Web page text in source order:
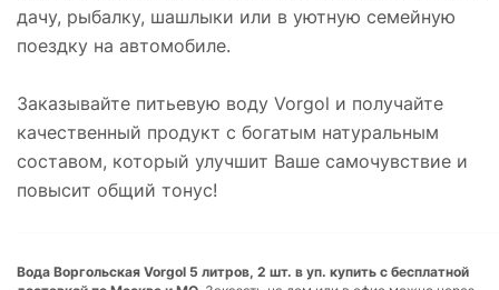
дачу, рыбалку, шашлыки или в уютную семейную
поездку на автомобиле.
Заказывайте питьевую воду Vorgol и получайте
качественный продукт с богатым натуральным
составом, который улучшит Ваше самочувствие и
повысит общий тонус!
Вода Воргольская Vorgol 5 литров, 2 шт. в уп. купить с бесплатной